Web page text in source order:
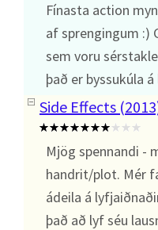
Fínasta action
af sprengingum :)
sem voru
það er byssukúla
Side Effects
Mjög spennandi -
handrit/plot. Mér
ádeila á
það að lyf séu